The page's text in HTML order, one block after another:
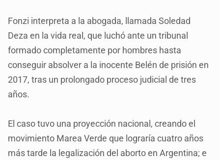
Fonzi interpreta a la abogada, llamada Soledad
Deza en la vida real, que luchó ante un tribunal
formado completamente por hombres hasta
conseguir absolver a la inocente Belén de prisión en
2017, tras un prolongado proceso judicial de tres
años.
El caso tuvo una proyección nacional, creando el
movimiento Marea Verde que lograría cuatro años
más tarde la legalización del aborto en Argentina; e